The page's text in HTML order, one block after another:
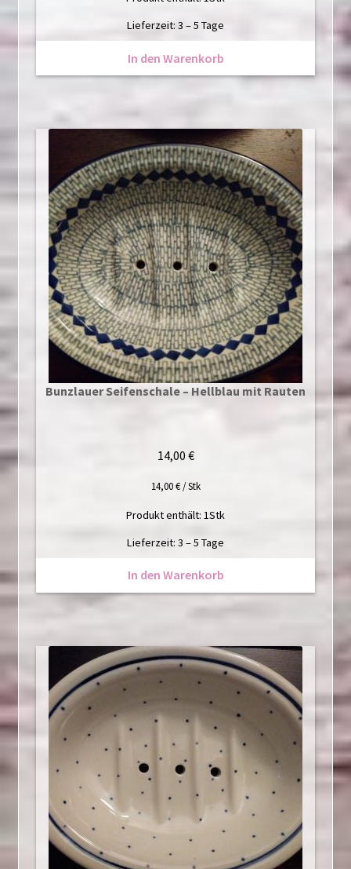
Lieferzeit: 3 – 5 Tage
In den Warenkorb
Bunzlauer Seifenschale – Hellblau mit Rauten
14,00 €
14,00€/Stk
Produkt enthält: 1Stk
Lieferzeit: 3 – 5 Tage
In den Warenkorb